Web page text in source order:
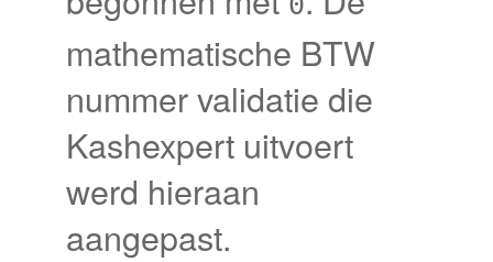
mathematische BTW
nummer validatie die
Kashexpert uitvoert
werd hieraan
aangepast.